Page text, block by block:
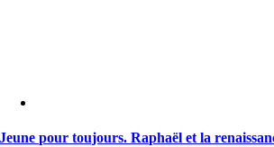
Jeune pour toujours. Raphaël et la